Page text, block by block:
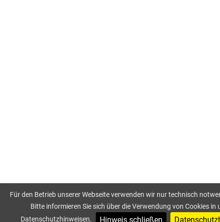
Für den Betrieb unserer Webseite verwenden wir nur technisch
Bitte informieren Sie sich über die Verwendung von Cookies in
Datenschutzhinweisen.
Hinweis schließen